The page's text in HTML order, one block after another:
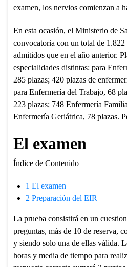
examen, los nervios comienzan a
En esta ocasión, el Ministerio de
convocatoria con un total de 1.822
admitidos que en el año anterior.
especialidades distintas: para
285 plazas; 420 plazas de
para Enfermería del Trabajo, 68
223 plazas; 748 Enfermería
Enfermería Geriátrica, 78 plazas.
El examen
Índice de Contenido
1 El examen
2 Preparación del EIR
La prueba consistirá en un
preguntas, más de 10 de reserva,
y siendo solo una de ellas válida.
horas y media de tiempo para